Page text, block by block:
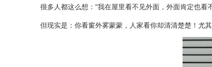
很多人都这么想："我在屋里看不见外面，外面肯定也看
但现实是：你看窗外雾蒙蒙，人家看你却清清楚楚！尤